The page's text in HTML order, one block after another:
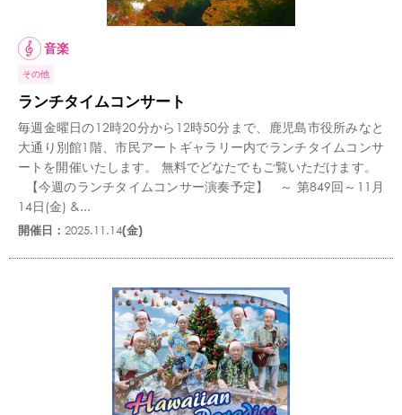
音楽
その他
ランチタイムコンサート
毎週金曜日の12時20分から12時50分まで、鹿児島市役所みなと
大通り別館1階、市民アートギャラリー内でランチタイムコンサ
ートを開催いたします。 無料でどなたでもご覧いただけます。
【今週のランチタイムコンサー演奏予定】 ～ 第849回～11月
14日(金) &...
開催日： 2025.11.14(金)